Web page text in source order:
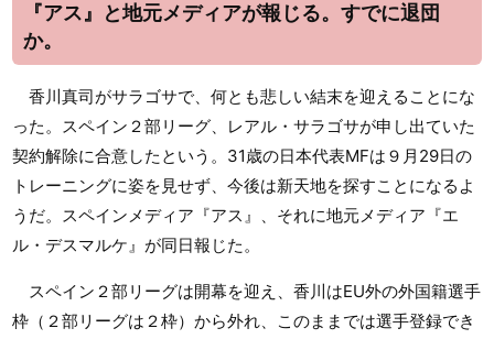
『アス』と地元メディアが報じる。すでに退団
か。
香川真司がサラゴサで、何とも悲しい結末を迎えることにな
った。スペイン２部リーグ、レアル・サラゴサが申し出ていた
契約解除に合意したという。31歳の日本代表MFは９月29日の
トレーニングに姿を見せず、今後は新天地を探すことになるよ
うだ。スペインメディア『アス』、それに地元メディア『エ
ル・デスマルケ』が同日報じた。
スペイン２部リーグは開幕を迎え、香川はEU外の外国籍選手
枠（２部リーグは２枠）から外れ、このままでは選手登録でき